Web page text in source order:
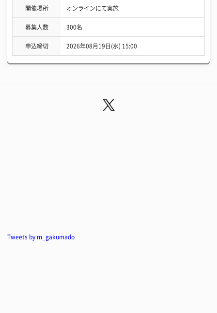
開催場所 オンラインにて実施
募集人数 300名
申込締切 2026年08月19日(水) 15:00
Tweets by m_gakumado